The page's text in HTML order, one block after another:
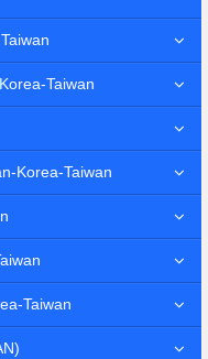
Taiwan
Korea-Taiwan
Taiwan